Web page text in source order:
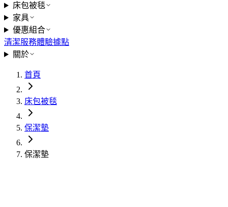
床包被毯
家具
優惠組合
清潔服務體驗據點
關於
首頁
床包被毯
保潔墊
保潔墊